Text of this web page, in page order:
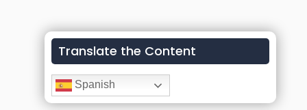
Translate the Content
Spanish